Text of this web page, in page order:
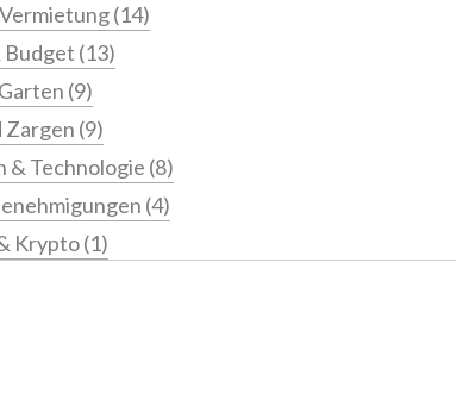
(14)
Budget (13)
(9)
Zargen (9)
& Technologie (8)
(4)
Krypto(1)